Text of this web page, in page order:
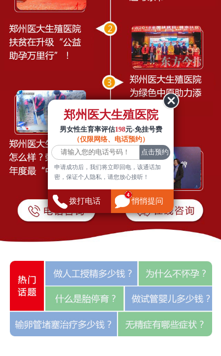
郑州医大生殖医院
男女性生育率评估198元-免挂号费
（仅限网络、电话预约）
申请成功后，我们将立即回电，该通话加
密，保证个人隐私，请您放心接听！
拨打电话 悄悄提问